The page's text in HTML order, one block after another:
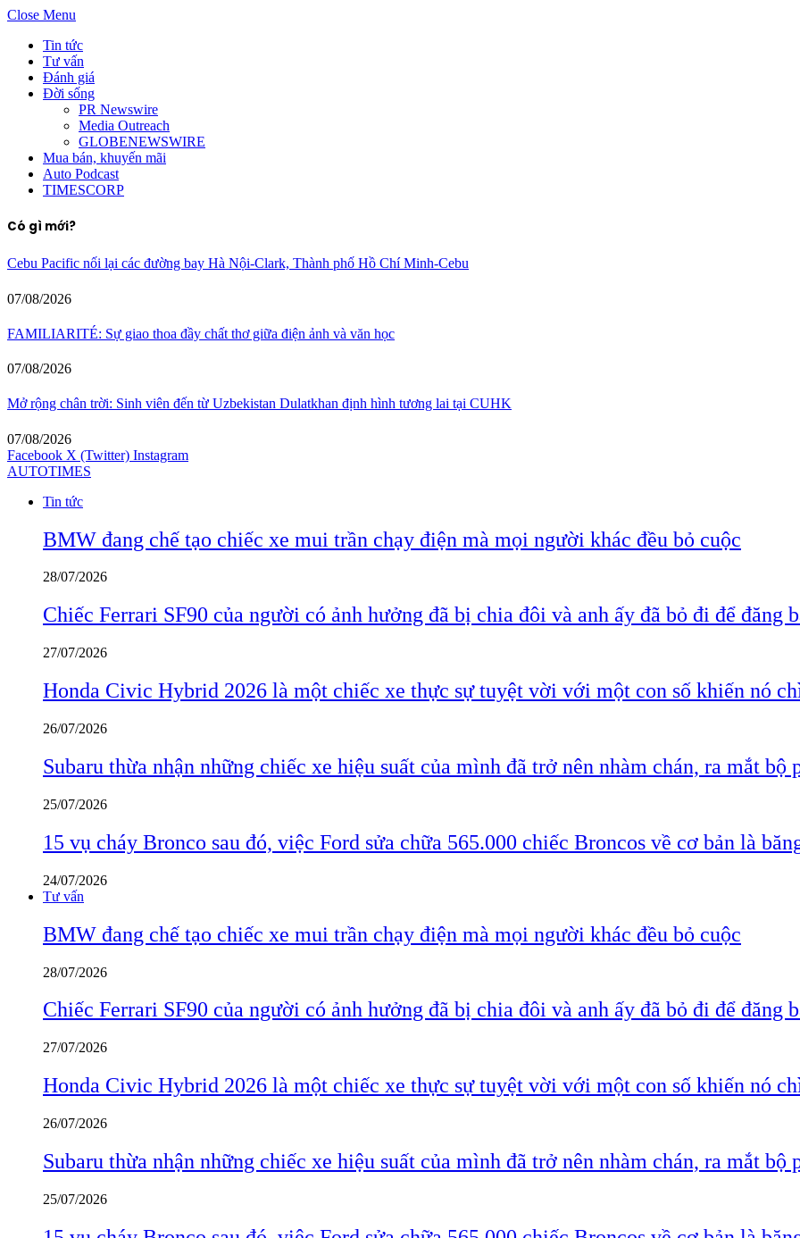
Close Menu
Tin tức
Tư vấn
Đánh giá
Đời sống
PR Newswire
Media Outreach
GLOBENEWSWIRE
Mua bán, khuyến mãi
Auto Podcast
TIMESCORP
Có gì mới?
Cebu Pacific nối lại các đường bay Hà Nội-Clark, Thành phố Hồ Chí Minh-Cebu
07/08/2026
FAMILIARITÉ: Sự giao thoa đầy chất thơ giữa điện ảnh và văn học
07/08/2026
Mở rộng chân trời: Sinh viên đến từ Uzbekistan Dulatkhan định hình tương lai tại CUHK
07/08/2026
Facebook X (Twitter) Instagram
AUTOTIMES
Tin tức
BMW đang chế tạo chiếc xe mui trần chạy điện mà mọi người khác đều bỏ cuộc
28/07/2026
Chiếc Ferrari SF90 của người có ảnh hưởng đã bị chia đôi và anh ấy đã bỏ đi để đăng
27/07/2026
Honda Civic Hybrid 2026 là một chiếc xe thực sự tuyệt vời với một con số khiến nó
26/07/2026
Subaru thừa nhận những chiếc xe hiệu suất của mình đã trở nên nhàm chán, ra mắt bộ
25/07/2026
15 vụ cháy Bronco sau đó, việc Ford sửa chữa 565.000 chiếc Broncos về cơ bản là
24/07/2026
Tư vấn
BMW đang chế tạo chiếc xe mui trần chạy điện mà mọi người khác đều bỏ cuộc
28/07/2026
Chiếc Ferrari SF90 của người có ảnh hưởng đã bị chia đôi và anh ấy đã bỏ đi để đăng
27/07/2026
Honda Civic Hybrid 2026 là một chiếc xe thực sự tuyệt vời với một con số khiến nó
26/07/2026
Subaru thừa nhận những chiếc xe hiệu suất của mình đã trở nên nhàm chán, ra mắt bộ
25/07/2026